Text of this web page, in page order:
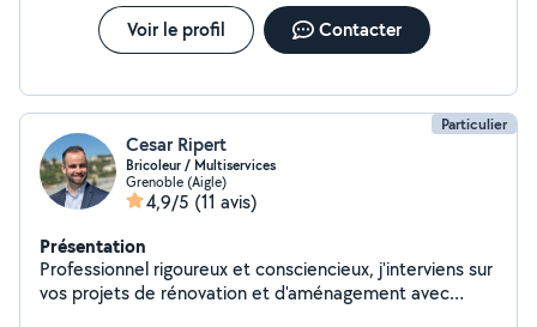
Voir le profil Contacter
Particulier
Cesar Ripert
Bricoleur / Multiservices
Grenoble (Aigle)
4,9/5 (11 avis)
Présentation
Professionnel rigoureux et consciencieux, j'interviens sur
vos projets de rénovation et d'aménagement avec